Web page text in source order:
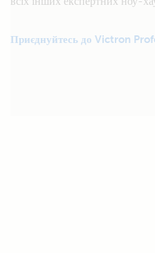
Приєднуйтесь до Victron